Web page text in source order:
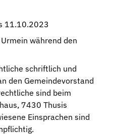
11.10.2023
während den
schriftlich und
den Gemeindevorstand
sind beim
7430 Thusis
Einsprachen sind